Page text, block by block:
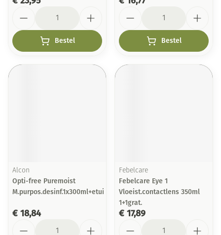
Bestel Bestel
Alcon
Opti-free Puremoist
M.purpos.desinf.1x300ml+etui
€ 18,84
Febelcare
Febelcare Eye 1
Vloeist.contactlens 350ml
1+1grat.
€ 17,89